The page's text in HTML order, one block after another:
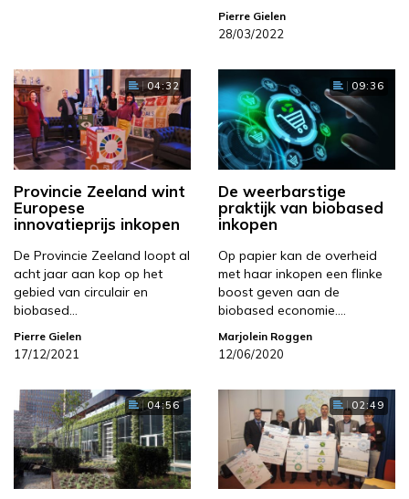
Pierre Gielen
28/03/2022
04:32
Provincie Zeeland wint
Europese
innovatieprijs inkopen
De Provincie Zeeland loopt al
acht jaar aan kop op het
gebied van circulair en
biobased…
Pierre Gielen
17/12/2021
09:36
De weerbarstige
praktijk van biobased
inkopen
Op papier kan de overheid
met haar inkopen een flinke
boost geven aan de
biobased economie.…
Marjolein Roggen
12/06/2020
04:56 02:49